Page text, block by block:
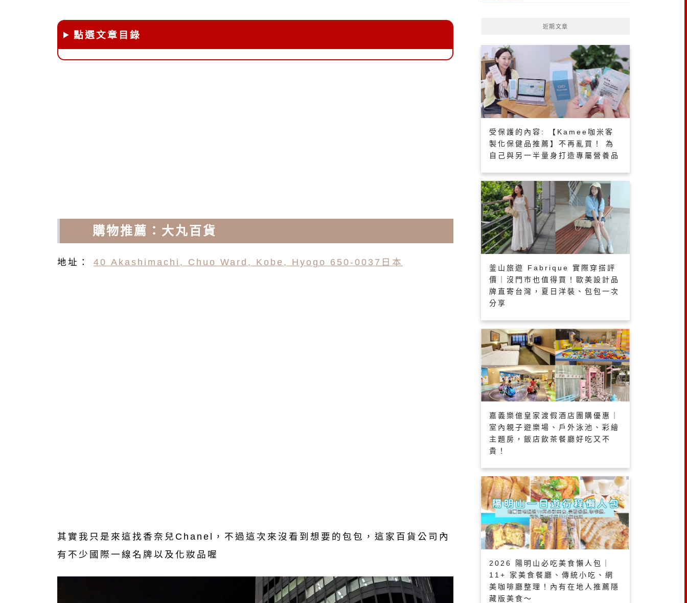
點選文章目錄
購物推薦：大丸百貨
地址： 40 Akashimachi, Chuo Ward, Kobe, Hyogo 650-0037日本
其實我只是來這找香奈兒Chanel，不過這次來沒看到想要的包包，這家百貨公司內
有不少國際一線名牌以及化妝品喔
近期文章
受保護的內容: 【Kamee咖米客
製化保健品推薦】不再亂買！ 為
自己與另一半量身打造專屬營養品
釜山旅遊 Fabrique 實際穿搭評
價｜沒門市也值得買！歐美設計品
牌直寄台灣，夏日洋裝、包包一次
分享
嘉義樂億皇家渡假酒店團購優惠｜
室內親子遊樂場、戶外泳池、彩繪
主題房，飯店飲茶餐廳好吃又不
貴！
2026 陽明山必吃美食懶人包｜
11+ 家美食餐廳、傳統小吃、網
美咖啡廳整理！內有在地人推薦隱
藏版美食～